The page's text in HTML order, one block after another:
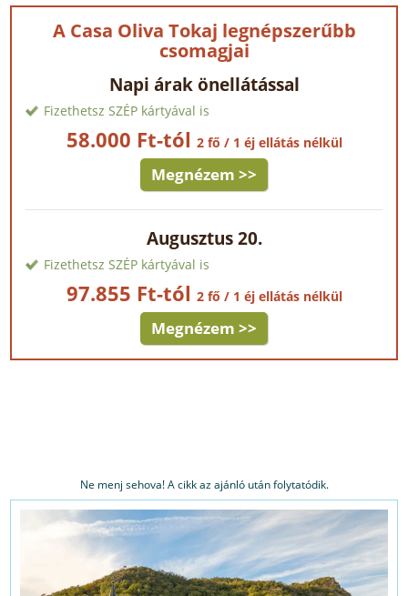
A Casa Oliva Tokaj legnépszerűbb
csomagjai
Napi árak önellátással
Fizethetsz SZÉP kártyával is
58.000 Ft-tól 2 fő / 1 éj ellátás nélkül
Megnézem >>
Augusztus 20.
Fizethetsz SZÉP kártyával is
97.855 Ft-tól 2 fő / 1 éj ellátás nélkül
Megnézem >>
Ne menj sehova! A cikk az ajánló után folytatódik.